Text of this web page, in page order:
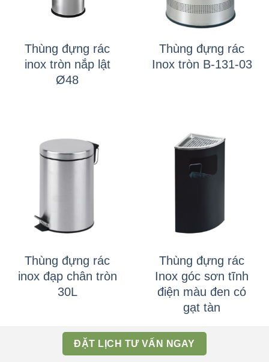
Thùng đựng rác
inox tròn nắp lật
Ø48
Thùng đựng rác
Inox tròn B-131-03
Thùng đựng rác
inox đạp chân tròn
30L
Thùng đựng rác
Inox góc sơn tĩnh
điện màu đen có
gạt tàn
ĐẶT LỊCH TƯ VẤN NGAY